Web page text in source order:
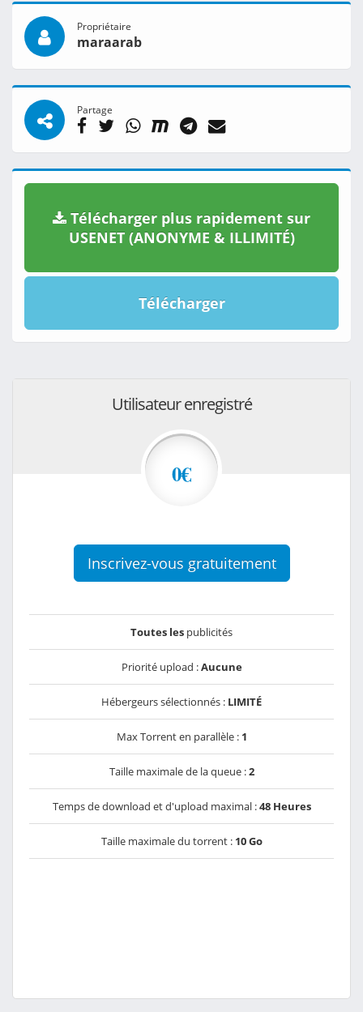
Propriétaire
maraarab
Partage
Télécharger plus rapidement sur
USENET (ANONYME & ILLIMITÉ)
Télécharger
Utilisateur enregistré
0€
Inscrivez-vous gratuitement
Toutes les publicités
Priorité upload :Aucune
Hébergeurs sélectionnés : LIMITÉ
Max Torrent en parallèle : 1
Taille maximale de la queue :2
Temps de download et d'upload maximal :48 Heures
Taille maximale du torrent : 10 Go